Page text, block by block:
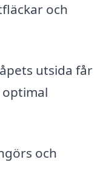
och
utsida får
och